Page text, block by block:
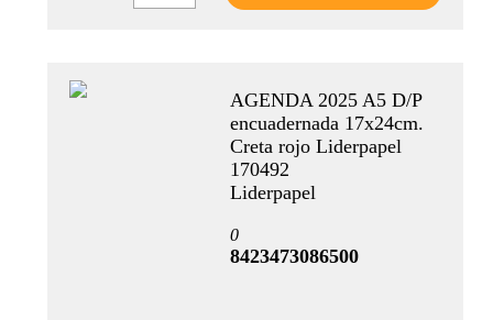
AGENDA 2025 A5 D/P
encuadernada 17x24cm.
Creta rojo Liderpapel
170492
Liderpapel
0
8423473086500